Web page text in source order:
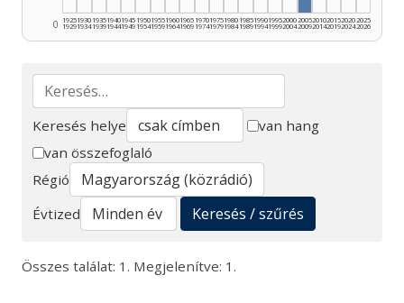
0 1925
1929
1930
1934
1935
1939
1940
1944
1945
1949
1950
1954
1955
1959
1960
1964
1965
1969
1970
1974
1975
1979
1980
1984
1985
1989
1990
1994
1995
1999
2000
2004
2005
2009
2010
2014
2015
2019
2020
2024
2025
2026
Keresés
Keresés helye
van hang
van összefoglaló
Régió
Évtized
Keresés / szűrés
Összes találat: 1. Megjelenítve: 1.